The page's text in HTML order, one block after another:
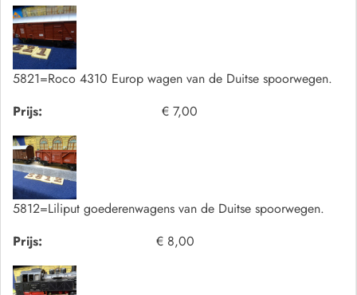
5821=Roco 4310 Europ wagen van de Duitse spoorwegen.
Prijs:
€ 7,00
5812=Liliput goederenwagens van de Duitse spoorwegen.
Prijs:
€ 8,00